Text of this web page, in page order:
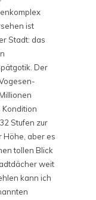
ist
Stadt: das
Der
Kondition
Stufen zur
Höhe, aber es
tollen Blick
weit
kann ich